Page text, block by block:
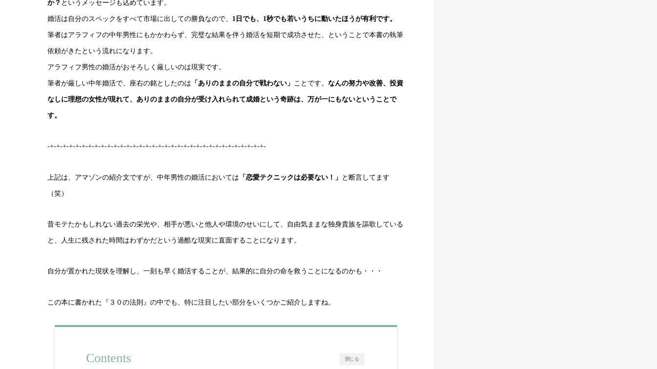
か？ というメッセージも込めています。
婚活は自分のスペックをすべて市場に出しての勝負なので、 1日でも、1秒でも若いうちに動いたほうが有利です。
筆者はアラフィフの中年男性にもかかわらず、完璧な結果を伴う婚活を短期で成功させた、ということで本書の執筆
依頼がきたという流れになります。
アラフィフ男性の婚活がおそろしく厳しいのは現実です。
筆者が厳しい中年婚活で、座右の銘としたのは 「ありのままの自分で戦わない」 ことです。 なんの努力や改善、投資
なしに理想の女性が現れて、ありのままの自分が受け入れられて成婚という奇跡は、万が一にもないということで
す。
-+-+-+-+-+-+-+-+-+-+-+-+-+-+-+-+-+-+-+-+-+-+-+-+-+-+-+-+-+-+-+-+-+-+-
上記は、アマゾンの紹介文ですが、中年男性の婚活においては 「恋愛テクニックは必要ない！」 と断言してます
（笑）
昔モテたかもしれない過去の栄光や、相手が悪いと他人や環境のせいにして、自由気ままな独身貴族を謳歌している
と、人生に残された時間はわずかだという過酷な現実に直面することになります。
自分が置かれた現状を理解し、一刻も早く婚活することが、結果的に自分の命を救うことになるのかも・・・
この本に書かれた『３０の法則』の中でも、特に注目したい部分をいくつかご紹介しますね。
閉じる
Contents